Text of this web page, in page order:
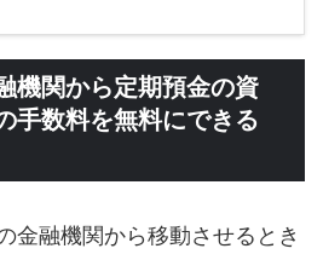
機関から定期預金の資
手数料を無料にできる
金融機関から移動させるとき